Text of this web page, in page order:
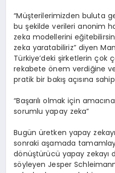
“Müşterilerimizden buluta
bu şekilde verileri anonim
zeka modellerini
zeka yaratabiliriz” diyen
Türkiye’deki şirketlerin çok
rekabete önem verdiğine
pratik bir bakış açısına
“Başarılı olmak için
sorumlu yapay zeka”
Bugün üretken yapay
sonraki aşamada
dönüştürücü yapay zekayı
söyleyen Jesper